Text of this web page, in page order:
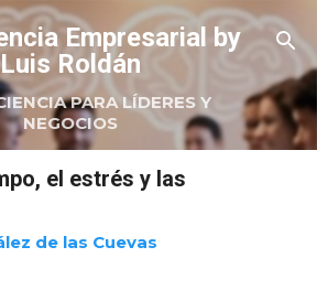
contenido principal
Empresarial by
Luis Roldán
PARA LÍDERES Y
NEGOCIOS
el estrés y las
de las Cuevas